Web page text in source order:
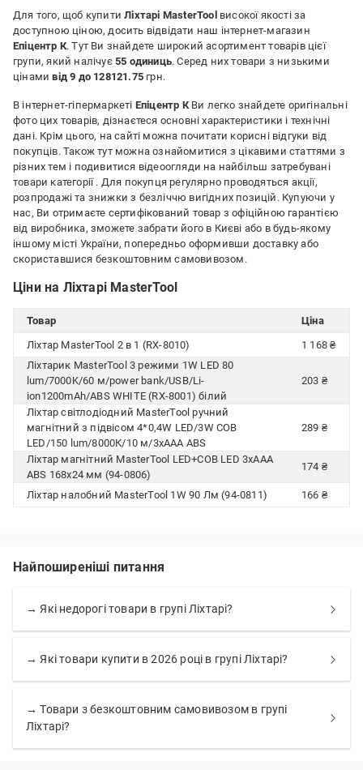
Для того, щоб купитиЛіхтарі MasterTool високої якості за
доступною ціною, досить відвідати наш інтернет-магазин
Епіцентр К. Тут Ви знайдете широкий асортимент товарів цієї
групи, який налічує 55 одиниць. Серед них товари з низькими
цінамивід 9 до 128121.75 грн.
В інтернет-гіпермаркеті Епіцентр КВи легко знайдете оригінальні
фото цих товарів, дізнаєтеся основні характеристики і технічні
дані. Крім цього, на сайті можна почитати корисні відгуки від
покупців. Також тут можна ознайомитися з цікавими статтями з
різних тем і подивитися відеоогляди на найбільш затребувані
товари категорії . Для покупця регулярно проводяться акції,
розпродажі та знижки з безліччю вигідних позицій. Купуючи у
нас, Ви отримаєте сертифікований товар з офіційною гарантією
від виробника, зможете забрати його в Києві або в будь-якому
іншому місті України, попередньо оформивши доставку або
скориставшися безкоштовним самовивозом.
Ціни на Ліхтарі MasterTool
Товар
Ціна
Ліхтар MasterTool 2 в 1 (RX-8010)
1 168 ₴
Ліхтарик MasterTool 3 режими 1W LED 80
lum/7000K/60 м/power bank/USB/Li-
ion1200mAh/ABS WHITE (RX-8001) білий
203 ₴
Ліхтар світлодіодний MasterTool ручний
магнітний з підвісом 4*0,4W LED/3W COB
LED/150 lum/8000К/10 м/3xAAA ABS
289 ₴
Ліхтар магнітний MasterTool LED+COB LED 3хAAA
ABS 168х24 мм (94-0806)
174 ₴
Ліхтар налобний MasterTool 1W 90 Лм (94-0811) 166 ₴
Найпоширеніші питання
→ Які недорогі товари в групі Ліхтарі?
→ Які товари купити в 2026 році в групі Ліхтарі?
→ Товари з безкоштовним самовивозом в групі
Ліхтарі?